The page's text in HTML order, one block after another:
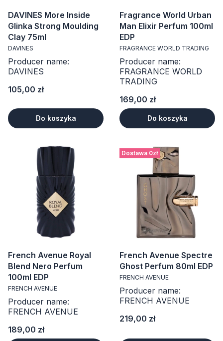
DAVINES More Inside
Glinka Strong Moulding
Clay 75ml
DAVINES
Producer name:
DAVINES
Cena
105,00 zł
Do koszyka
Fragrance World Urban
Man Elixir Perfum 100ml
EDP
FRAGRANCE WORLD TRADING
Producer name:
FRAGRANCE WORLD
TRADING
Cena
169,00 zł
Do koszyka
French Avenue Royal
Blend Nero Perfum
100ml EDP
FRENCH AVENUE
Producer name:
FRENCH AVENUE
Cena
189,00 zł
Dostawa 0zł
French Avenue Spectre
Ghost Perfum 80ml EDP
FRENCH AVENUE
Producer name:
FRENCH AVENUE
Cena
219,00 zł